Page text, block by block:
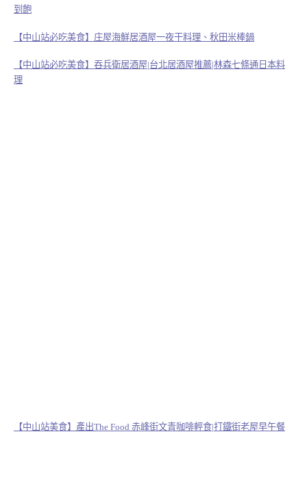
到飽
【中山站必吃美食】庄屋海鮮居酒屋一夜干料理、秋田米棒鍋
【中山站必吃美食】吞兵衛居酒屋|台北居酒屋推薦|林森七條通日本料
理
【中山站美食】產出The Food 赤峰街文青咖啡輕食|打鐵街老屋早午餐